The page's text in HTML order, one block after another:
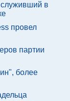
в
провел
партии
более